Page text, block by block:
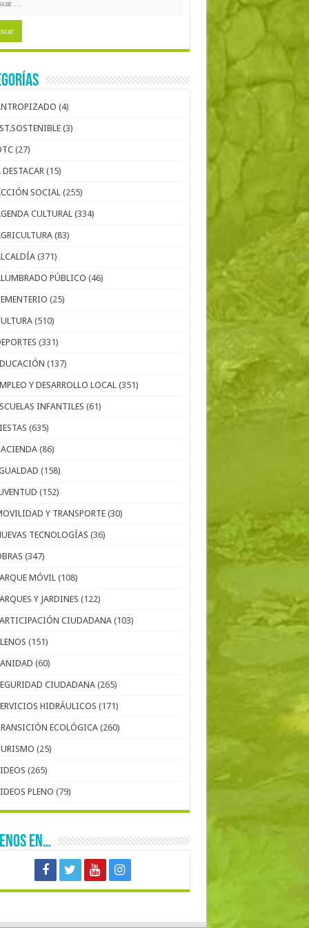
(4)
(3)
(27)
DESTACAR (15)
SOCIAL (255)
CULTURAL (334)
(83)
(371)
PÚBLICO (46)
(25)
(510)
(331)
(137)
Y DESARROLLO LOCAL (351)
INFANTILES (61)
(635)
(86)
(158)
(152)
Y TRANSPORTE (30)
TECNOLOGÍAS (36)
(347)
MÓVIL (108)
Y JARDINES (122)
CIUDADANA (103)
(151)
(60)
CIUDADANA (265)
HIDRÁULICOS (171)
ECOLÓGICA (260)
(25)
(265)
PLENO (79)
EN…